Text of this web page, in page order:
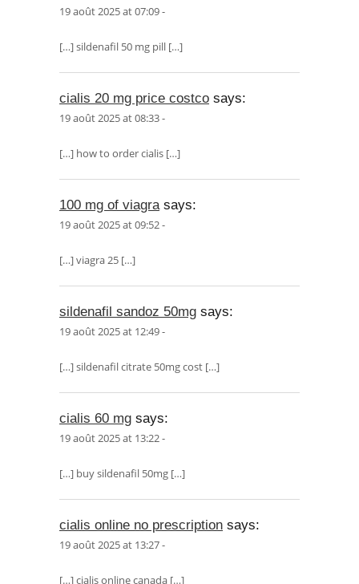
19 août 2025 at 07:09 -
[…] sildenafil 50 mg pill […]
cialis 20 mg price costco says:
19 août 2025 at 08:33 -
[…] how to order cialis […]
100 mg of viagrasays:
19 août 2025 at 09:52 -
[…] viagra 25 […]
sildenafil sandoz 50mg says:
19 août 2025 at 12:49 -
[…] sildenafil citrate 50mg cost […]
cialis 60 mg says:
19 août 2025 at 13:22 -
[…] buy sildenafil 50mg […]
cialis online no prescription says:
19 août 2025 at 13:27 -
[…] cialis online canada […]